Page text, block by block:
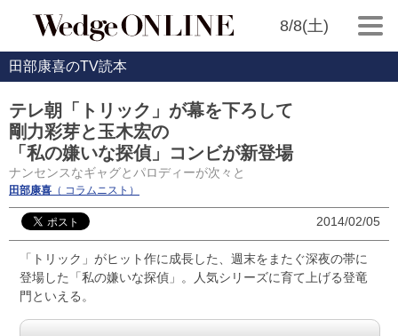
8/8(土)
田部康喜のTV読本
テレ朝「トリック」が幕を下ろして
剛力彩芽と玉木宏の
「私の嫌いな探偵」コンビが新登場
ナンセンスなギャグとパロディーが次々と
田部康喜 （ コラムニスト）
2014/02/05
「トリック」がヒット作に成長した、週末をまたぐ深夜の帯に
登場した「私の嫌いな探偵」。人気シリーズに育て上げる登竜
門といえる。